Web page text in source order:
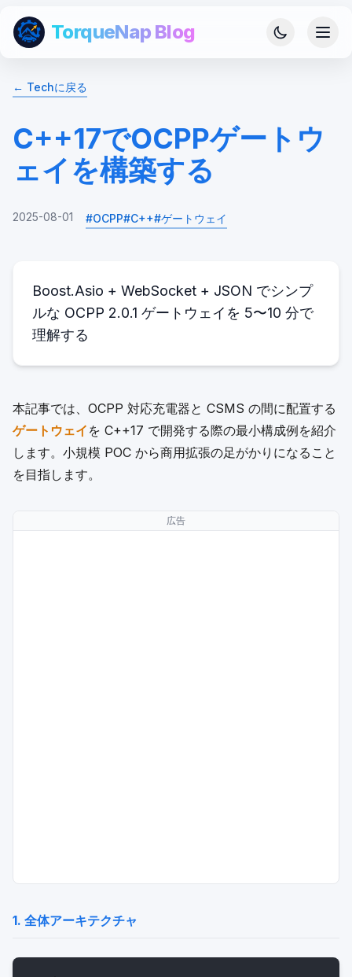
TorqueNap Blog
← Techに戻る
C++17でOCPPゲートウ
ェイを構築する
2025-08-01 #OCPP#C++#ゲートウェイ
Boost.Asio + WebSocket + JSON でシンプ
ルな OCPP 2.0.1 ゲートウェイを 5〜10 分で
理解する
本記事では、OCPP 対応充電器と CSMS の間に配置する
ゲートウェイ を C++17 で開発する際の最小構成例を紹介
します。小規模 POC から商用拡張の足がかりになること
を目指します。
広告
1. 全体アーキテクチャ